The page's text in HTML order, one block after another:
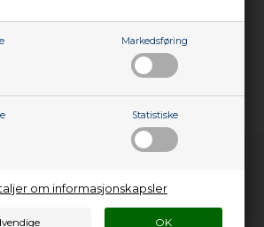
Markedsføring
Statistiske
om informasjonskapsler
mitt?